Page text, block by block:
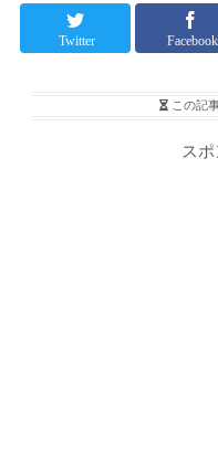
Twitter Facebook
この記
ス